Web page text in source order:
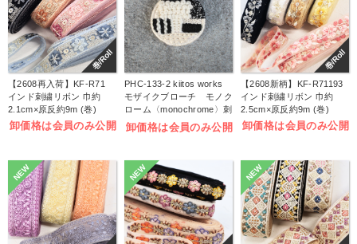
巻/Roll
【2608再入荷】KF-R71
インド刺繍リボン 巾約
2.1cm×原反約9m (巻)
卸価格は会員のみ公開
PHC-133-2 kiitos works
モザイクブローチ モノク
ローム〈monochrome〉刺
しゅうキット (袋)
卸価格は会員のみ公開
巻/Roll
【2608新柄】KF-R71193
インド刺繍リボン 巾約
2.5cm×原反約9m (巻)
卸価格は会員のみ公開
NEW NEW NEW